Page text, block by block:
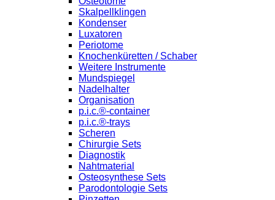
Skalpellklingen
Kondenser
Luxatoren
Periotome
Knochenküretten / Schaber
Weitere Instrumente
Mundspiegel
Nadelhalter
Organisation
p.i.c.®-container
p.i.c.®-trays
Scheren
Chirurgie Sets
Diagnostik
Nahtmaterial
Osteosynthese Sets
Parodontologie Sets